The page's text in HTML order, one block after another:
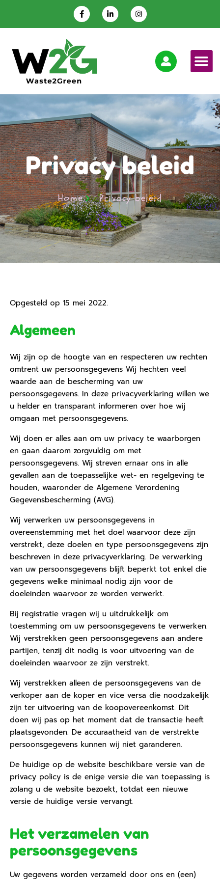
Privacy beleid
Home Privacy beleid
Opgesteld op 15 mei 2022.
Algemeen
Wij zijn op de hoogte van en respecteren uw rechten
omtrent uw persoonsgegevens Wij hechten veel
waarde aan de bescherming van uw
persoonsgegevens. In deze privacyverklaring willen we
u helder en transparant informeren over hoe wij
omgaan met persoonsgegevens.
Wij doen er alles aan om uw privacy te waarborgen
en gaan daarom zorgvuldig om met
persoonsgegevens. Wij streven ernaar ons in alle
gevallen aan de toepasselijke wet- en regelgeving te
houden, waaronder de Algemene Verordening
Gegevensbescherming (AVG).
Wij verwerken uw persoonsgegevens in
overeenstemming met het doel waarvoor deze zijn
verstrekt, deze doelen en type persoonsgegevens zijn
beschreven in deze privacyverklaring. De verwerking
van uw persoonsgegevens blijft beperkt tot enkel die
gegevens welke minimaal nodig zijn voor de
doeleinden waarvoor ze worden verwerkt.
Bij registratie vragen wij u uitdrukkelijk om
toestemming om uw persoonsgegevens te verwerken.
Wij verstrekken geen persoonsgegevens aan andere
partijen, tenzij dit nodig is voor uitvoering van de
doeleinden waarvoor ze zijn verstrekt.
Wij verstrekken alleen de persoonsgegevens van de
verkoper aan de koper en vice versa die noodzakelijk
zijn ter uitvoering van de koopovereenkomst. Dit
doen wij pas op het moment dat de transactie heeft
plaatsgevonden. De accuraatheid van de verstrekte
persoonsgegevens kunnen wij niet garanderen.
De huidige op de website beschikbare versie van de
privacy policy is de enige versie die van toepassing is
zolang u de website bezoekt, totdat een nieuwe
versie de huidige versie vervangt.
Het verzamelen van
persoonsgegevens
Uw gegevens worden verzameld door ons en (een)